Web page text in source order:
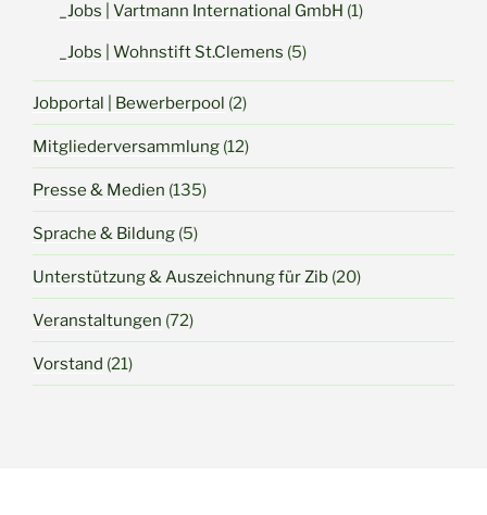
_Jobs | Vartmann International GmbH (1)
_Jobs | Wohnstift St.Clemens (5)
Jobportal | Bewerberpool (2)
Mitgliederversammlung (12)
Presse & Medien (135)
Sprache & Bildung (5)
Unterstützung & Auszeichnung für Zib (20)
Veranstaltungen (72)
Vorstand (21)